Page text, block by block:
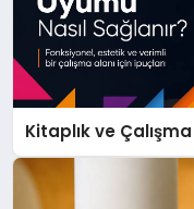
Kitaplık ve